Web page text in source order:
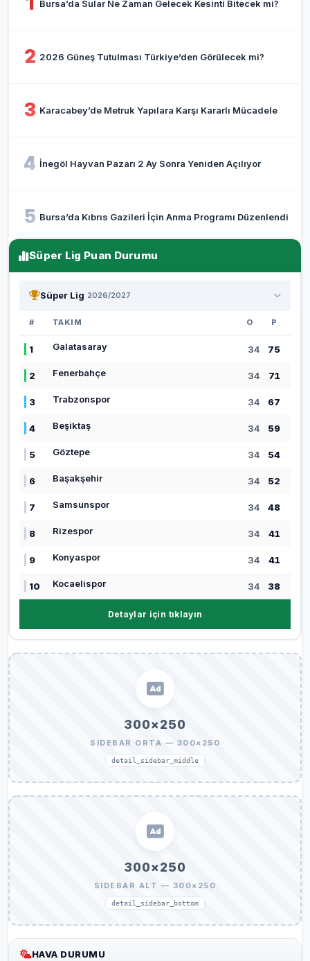
Bursa’da Sular Ne Zaman Gelecek Kesinti Bitecek mi?
2 2026 Güneş Tutulması Türkiye’den Görülecek mi?
3 Karacabey’de Metruk Yapılara Karşı Kararlı Mücadele
4 İnegöl Hayvan Pazarı 2 Ay Sonra Yeniden Açılıyor
5 Bursa’da Kıbrıs Gazileri İçin Anma Programı Düzenlendi
Süper Lig Puan Durumu
Süper Lig 2026/2027
# TAKIM O P
1 Galatasaray 34 75
2 Fenerbahçe 34 71
3 Trabzonspor 34 67
4 Beşiktaş 34 59
5 Göztepe 34 54
6 Başakşehir 34 52
7 Samsunspor 34 48
8 Rizespor 34 41
9 Konyaspor 34 41
10 Kocaelispor 34 38
Detaylar için tıklayın
300×250
SIDEBAR ORTA — 300×250
detail_sidebar_middle
300×250
SIDEBAR ALT — 300×250
detail_sidebar_bottom
HAVA DURUMU